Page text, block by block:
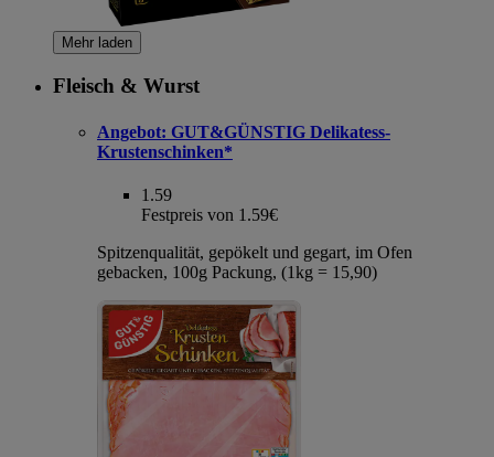
Mehr laden
Fleisch & Wurst
Angebot: GUT&GÜNSTIG Delikatess-
Krustenschinken*
1.59
Festpreis von 1.59€
Spitzenqualität, gepökelt und gegart, im Ofen
gebacken, 100g Packung, (1kg = 15,90)